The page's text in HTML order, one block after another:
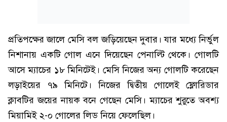
প্রতিপক্ষের জালে মেসি বল জড়িয়েছেন দুবার। যার মধ্যে নির্ভুল
নিশানায় একটি গোল এনে দিয়েছেন পেনাল্টি থেকে। গোলটি
আসে ম্যাচের ১৮ মিনিটেই। মেসি নিজের অন্য গোলটি করেছেন
লড়াইয়ের ৭৯ মিনিটে। নিজের দ্বিতীয় গোলেই ফ্লোরিডার
ক্লাবটির জয়ের নায়ক বনে গেছেন মেসি। ম্যাচের শুরুতে অবশ্য
মিয়ামিই ২-০ গোলের লিড নিয়ে ফেলেছিল।